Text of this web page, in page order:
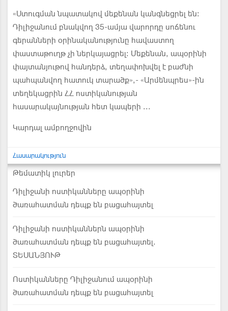
«Ստուգման նպատակով մեքենան կանգնեցրել են։
Դիլիջանում բնակվող 35-ամյա վարորդը սոճենու
գերանների օրինականությունը հավաստող
փաստաթուղթ չի ներկայացրել։ Մեքենան, ապօրինի
փայտանյութով հանդերձ, տեղափոխվել է բաժնի
պահպանվող հատուկ տարածք»,- «Արմենպրես»-ին
տեղեկացրին ՀՀ ոստիկանության
հասարակայնության հետ կապերի ...
Կարդալ ամբողջովին
Հասարակություն
Թեմատիկ լուրեր
Դիլիջանի ոստիկանները ապօրինի
ծառահատման դեպք են բացահայտել
Դիլիջանի ոստիկաններն ապօրինի
ծառահատման դեպք են բացահայտել.
ՏԵՍԱՆՅՈՒԹ
Ոստիկանները Դիլիջանում ապօրինի
ծառահատման դեպք են բացահայտել